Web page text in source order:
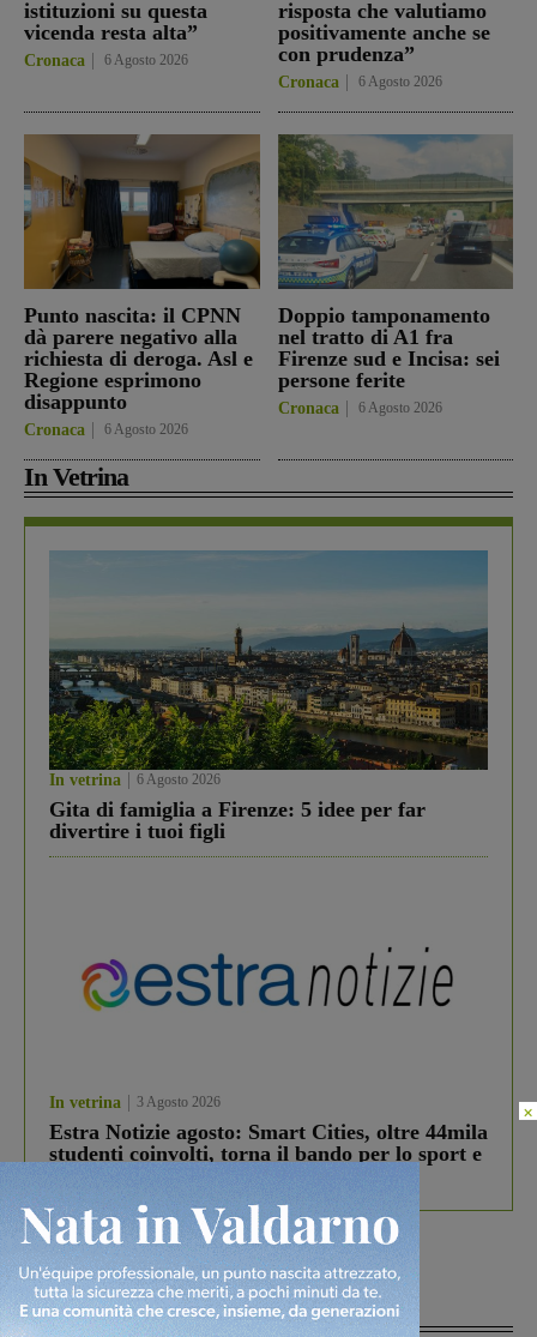
istituzioni su questa
vicenda resta alta”
Cronaca 6 Agosto 2026
risposta che valutiamo
positivamente anche se
con prudenza”
Cronaca 6 Agosto 2026
Punto nascita: il CPNN
dà parere negativo alla
richiesta di deroga. Asl e
Regione esprimono
disappunto
Cronaca 6 Agosto 2026
Doppio tamponamento
nel tratto di A1 fra
Firenze sud e Incisa: sei
persone ferite
Cronaca 6 Agosto 2026
In Vetrina
In vetrina 6 Agosto 2026
Gita di famiglia a Firenze: 5 idee per far
divertire i tuoi figli
In vetrina 3 Agosto 2026
Estra Notizie agosto: Smart Cities, oltre 44mila
studenti coinvolti, torna il bando per lo sport e
debutta il podcast Estrair
Più lette
×